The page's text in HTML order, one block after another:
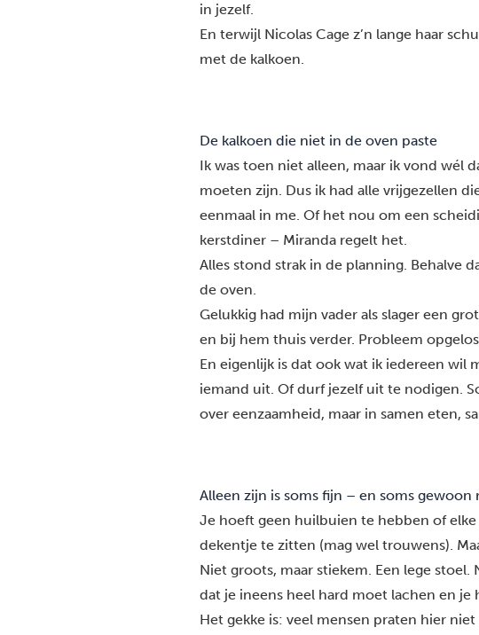
in jezelf.
En terwijl Nicolas Cage z’n lange haar
met de kalkoen.
De kalkoen die niet in de oven paste
Ik was toen niet alleen, maar ik vond wél
moeten zijn. Dus ik had alle vrijgezellen
eenmaal in me. Of het nou om een
kerstdiner – Miranda regelt het.
Alles stond strak in de planning. Behalve
de oven.
Gelukkig had mijn vader als slager een
en bij hem thuis verder. Probleem
En eigenlijk is dat ook wat ik iedereen wil
iemand uit. Of durf jezelf uit te nodigen.
over eenzaamheid, maar in samen eten,
Alleen zijn is soms fijn – en soms gewoon
Je hoeft geen huilbuien te hebben of
dekentje te zitten (mag wel trouwens).
Niet groots, maar stiekem. Een lege stoel.
dat je ineens heel hard moet lachen en
Het gekke is: veel mensen praten hier